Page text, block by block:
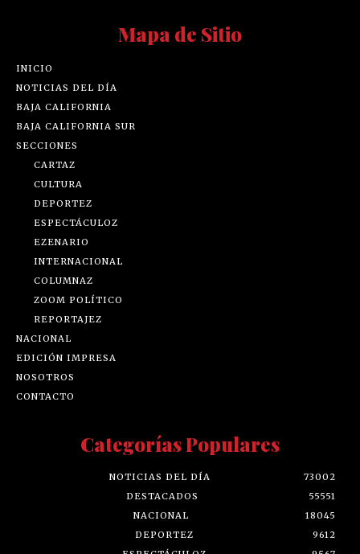
Mapa de Sitio
INICIO
NOTICIAS DEL DÍA
BAJA CALIFORNIA
BAJA CALIFORNIA SUR
SECCIONES
CARTAZ
CULTURA
DEPORTEZ
ESPECTÁCULOZ
EZENARIO
INTERNACIONAL
COLUMNAZ
ZOOM POLÍTICO
REPORTAJEZ
NACIONAL
EDICIÓN IMPRESA
NOSOTROS
CONTACTO
Categorías Populares
NOTICIAS DEL DÍA
73002
DESTACADOS
55551
NACIONAL
18045
DEPORTEZ
9612